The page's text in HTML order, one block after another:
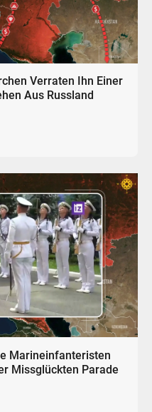
Verraten Ihn Einer
Aus Russland
Marineinfanteristen
Missglückten Parade